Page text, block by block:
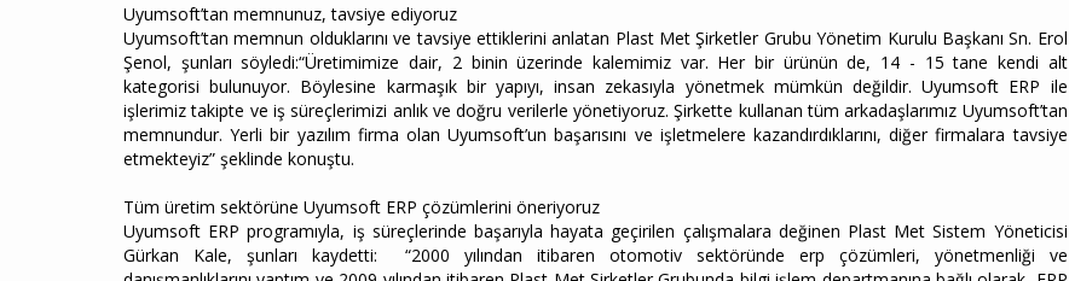
Uyumsoft’tan memnunuz, tavsiye ediyoruz
Uyumsoft’tan memnun olduklarını ve tavsiye ettiklerini anlatan Plast Met Şirketler Grubu Yönetim Kurulu Başkanı Sn. Erol
Şenol, şunları söyledi:“Üretimimize dair, 2 binin üzerinde kalemimiz var. Her bir ürünün de, 14 - 15 tane kendi alt
kategorisi bulunuyor. Böylesine karmaşık bir yapıyı, insan zekasıyla yönetmek mümkün değildir. Uyumsoft ERP ile
işlerimiz takipte ve iş süreçlerimizi anlık ve doğru verilerle yönetiyoruz. Şirkette kullanan tüm arkadaşlarımız Uyumsoft’tan
memnundur. Yerli bir yazılım firma olan Uyumsoft’un başarısını ve işletmelere kazandırdıklarını, diğer firmalara tavsiye
etmekteyiz” şeklinde konuştu.
Tüm üretim sektörüne Uyumsoft ERP çözümlerini öneriyoruz
Uyumsoft ERP programıyla, iş süreçlerinde başarıyla hayata geçirilen çalışmalara değinen Plast Met Sistem Yöneticisi
Gürkan Kale, şunları kaydetti: “2000 yılından itibaren otomotiv sektöründe erp çözümleri, yönetmenliği ve